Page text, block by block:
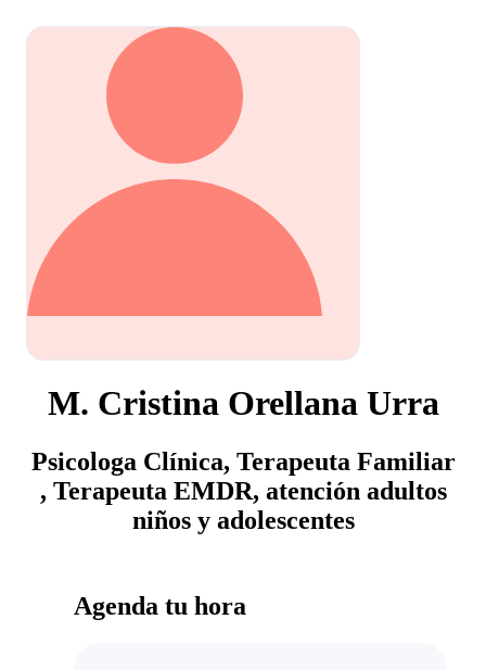
M. Cristina Orellana Urra
Psicologa Clínica, Terapeuta Familiar
, Terapeuta EMDR, atención adultos
niños y adolescentes
Agenda tu hora